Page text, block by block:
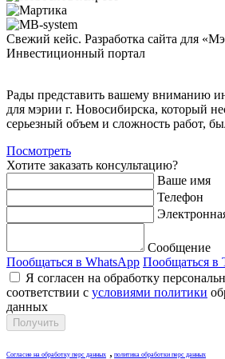
Свежий кейс. Разработка сайта для
Инвестиционный портал
Рады представить вашему вниманию
для мэрии г. Новосибирска, который
серьезный объем и сложность работ,
Посмотреть
Хотите заказать консультацию?
Ваше имя
Телефон
Сообщение
Пообщаться в WhatsApp Пообщаться в
Я согласен на обработку
соответствии с условиями политики
данных
Согласие на обработку перс данных , политика обработки перс данных